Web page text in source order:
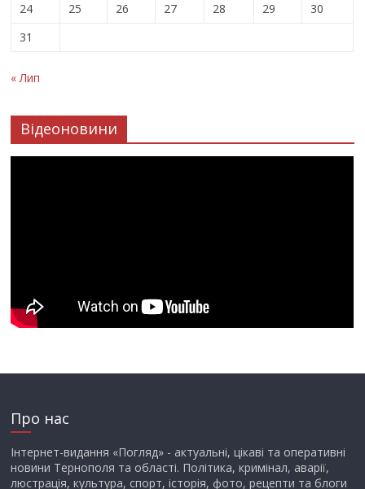
24
25 26 27 28 29
30
31
« Лип
Відеоновини
Про нас
Інтернет-видання «Погляд» - актуальні, цікаві та оперативні
новини Тернополя та області. Політика, кримінал, аварії,
люстрація, культура, спорт, історія, фото, рецепти та блоги